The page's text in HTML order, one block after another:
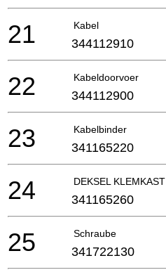
Kabel
21 344112910
Kabeldoorvoer
22 344112900
Kabelbinder
23 341165220
DEKSEL KLEMKAST
24 341165260
Schraube
25 341722130